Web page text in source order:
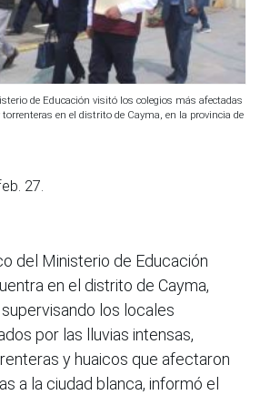
de Educación visitó los colegios más afectadas
en el distrito de Cayma, en la provincia de
27.
del Ministerio de Educación
en el distrito de Cayma,
los locales
por las lluvias intensas,
y huaicos que afectaron
a la ciudad blanca, informó el